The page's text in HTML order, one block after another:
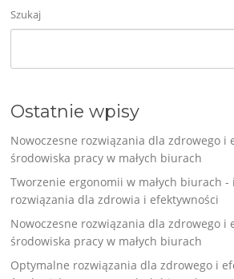
Szukaj
Ostatnie wpisy
Nowoczesne rozwiązania dla zdrowego i
środowiska pracy w małych biurach
Tworzenie ergonomii w małych biurach -
rozwiązania dla zdrowia i efektywności
Nowoczesne rozwiązania dla zdrowego i
środowiska pracy w małych biurach
Optymalne rozwiązania dla zdrowego i